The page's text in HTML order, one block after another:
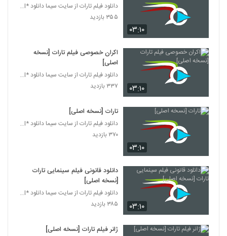
۰۳:۱۰
دانلود فیلم تارات از سایت سیما دانلود *www.simadl.
۳۵۵ بازدید
۰۳:۱۰
اکران خصوصی فیلم تارات [نسخه
اصلی]
دانلود فیلم تارات از سایت سیما دانلود *www.simadl.
۳۳۷ بازدید
۰۳:۱۰
تارات [نسخه اصلی]
دانلود فیلم تارات از سایت سیما دانلود *www.simadl.
۳۷۰ بازدید
۰۳:۱۰
دانلود قانونی فیلم سینمایی تارات
[نسخه اصلی]
دانلود فیلم تارات از سایت سیما دانلود *www.simadl.
۳۸۵ بازدید
ژانر فیلم تارات [نسخه اصلی]